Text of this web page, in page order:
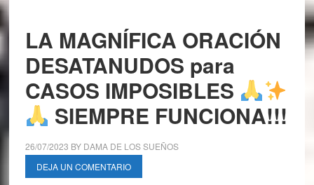
LA MAGNÍFICA ORACIÓN
DESATANUDOS para
CASOS IMPOSIBLES
SIEMPRE FUNCIONA!!!
26/07/2023 BY DAMA DE LOS SUEÑOS
DEJA UN COMENTARIO